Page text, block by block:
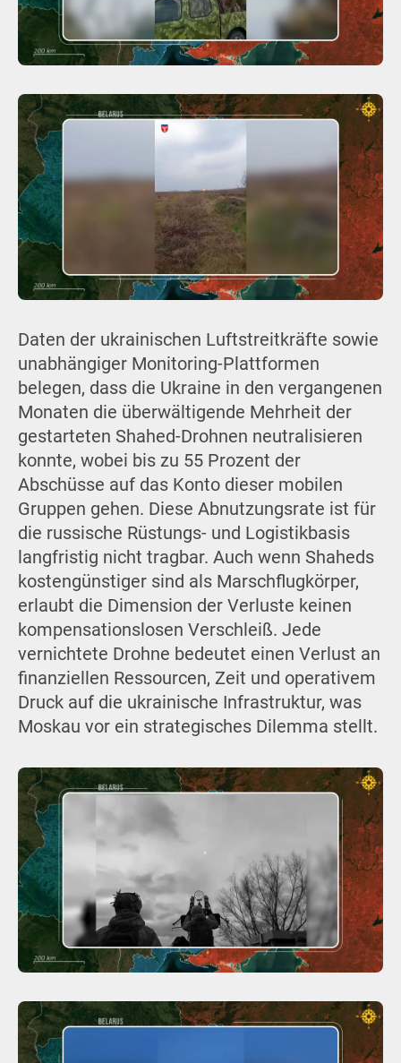
Daten der ukrainischen Luftstreitkräfte sowie
unabhängiger Monitoring-Plattformen
belegen, dass die Ukraine in den vergangenen
Monaten die überwältigende Mehrheit der
gestarteten Shahed-Drohnen neutralisieren
konnte, wobei bis zu 55 Prozent der
Abschüsse auf das Konto dieser mobilen
Gruppen gehen. Diese Abnutzungsrate ist für
die russische Rüstungs- und Logistikbasis
langfristig nicht tragbar. Auch wenn Shaheds
kostengünstiger sind als Marschflugkörper,
erlaubt die Dimension der Verluste keinen
kompensationslosen Verschleiß. Jede
vernichtete Drohne bedeutet einen Verlust an
finanziellen Ressourcen, Zeit und operativem
Druck auf die ukrainische Infrastruktur, was
Moskau vor ein strategisches Dilemma stellt.